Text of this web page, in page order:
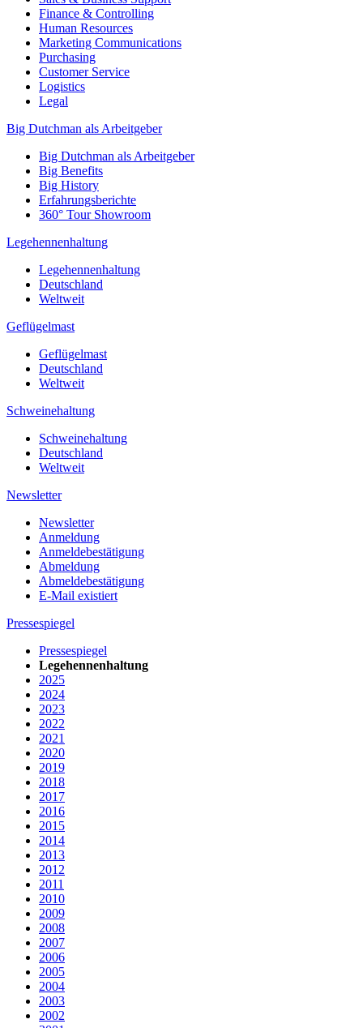
Finance & Controlling
Human Resources
Marketing Communications
Purchasing
Customer Service
Logistics
Legal
Big Dutchman als Arbeitgeber
Big Dutchman als Arbeitgeber
Big Benefits
Big History
Erfahrungsberichte
360° Tour Showroom
Legehennenhaltung
Legehennenhaltung
Deutschland
Weltweit
Geflügelmast
Geflügelmast
Deutschland
Weltweit
Schweinehaltung
Schweinehaltung
Deutschland
Weltweit
Newsletter
Newsletter
Anmeldung
Anmeldebestätigung
Abmeldung
Abmeldebestätigung
E-Mail existiert
Pressespiegel
Pressespiegel
Legehennenhaltung
2025
2024
2023
2022
2021
2020
2019
2018
2017
2016
2015
2014
2013
2012
2011
2010
2009
2008
2007
2006
2005
2004
2003
2002